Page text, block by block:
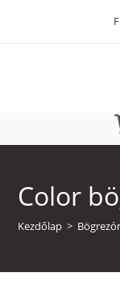
Color
Kezdőlap >